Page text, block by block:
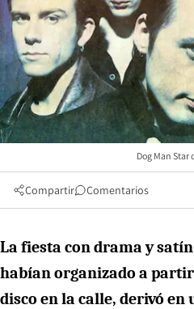
Dog Man Star
Compartir Comentarios
La fiesta con drama y
habían organizado a
disco en la calle, derivó